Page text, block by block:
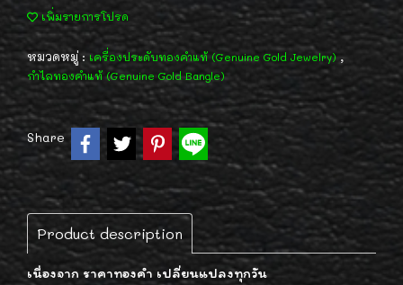
เพิ่มรายการโปรด
หมวดหมู่ : เครื่องประดับทองคำแท้ (Genuine Gold Jewelry) ,
กำไลทองคำแท้ (Genuine Gold Bangle)
Share
Product description
เนื่องจาก ราคาทองคำ เปลี่ยนแปลงทุกวัน